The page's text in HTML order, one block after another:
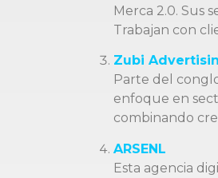
Merca 2.0. Sus
Trabajan con
Zubi
Parte del
enfoque en
combinando
ARSENL
Esta agencia